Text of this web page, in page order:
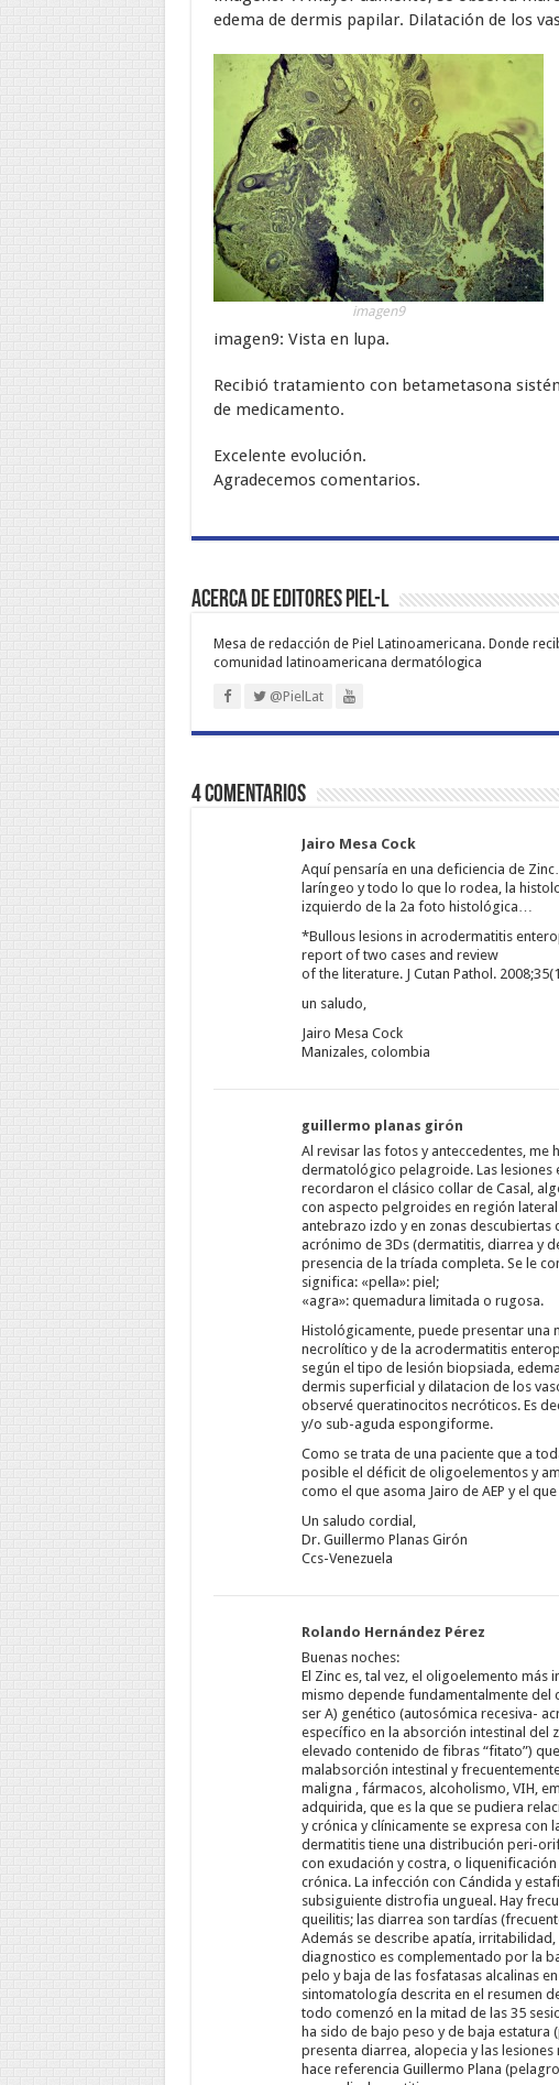
edema de dermis papilar. Dilatación de los
imagen9
imagen9: Vista en lupa.
Recibió tratamiento con betametasona
de medicamento.
Excelente evolución.
Agradecemos comentarios.
Acerca de Editores PIEL-L
Mesa de redacción de Piel Latinoamericana. Donde
comunidad latinoamericana dermatólogica
@PielLat
4 comentarios
Jairo Mesa Cock
Aquí pensaría en una deficiencia de
laríngeo y todo lo que lo rodea, la
izquierdo de la 2a foto histológica…
*Bullous lesions in acrodermatitis
report of two cases and review
of the literature. J Cutan Pathol.
un saludo,
Jairo Mesa Cock
Manizales, colombia
guillermo planas girón
Al revisar las fotos y anteccedentes,
dermatológico pelagroide. Las lesiones
recordaron el clásico collar de Casal,
con aspecto pelgroides en región
antebrazo izdo y en zonas descubiertas
acrónimo de 3Ds (dermatitis, diarrea y
presencia de la tríada completa. Se le
significa: «pella»: piel;
«agra»: quemadura limitada o rugosa.
Histológicamente, puede presentar
necrolítico y de la acrodermatitis
según el tipo de lesión biopsiada,
dermis superficial y dilatacion de los
observé queratinocitos necróticos. Es
y/o sub-aguda espongiforme.
Como se trata de una paciente que a
posible el déficit de oligoelementos y
como el que asoma Jairo de AEP y el
Un saludo cordial,
Dr. Guillermo Planas Girón
Ccs-Venezuela
Rolando Hernández Pérez
Buenas noches:
El Zinc es, tal vez, el oligoelemento más
mismo depende fundamentalmente del
ser A) genético (autosómica recesiva-
específico en la absorción intestinal del
elevado contenido de fibras “fitato”)
malabsorción intestinal y
maligna , fármacos, alcoholismo, VIH,
adquirida, que es la que se pudiera
y crónica y clínicamente se expresa con
dermatitis tiene una distribución peri-
con exudación y costra, o
crónica. La infección con Cándida y
subsiguiente distrofia ungueal. Hay
queilitis; las diarrea son tardías
Además se describe apatía,
diagnostico es complementado por la
pelo y baja de las fosfatasas alcalinas
sintomatología descrita en el resumen
todo comenzó en la mitad de las 35
ha sido de bajo peso y de baja estatura
presenta diarrea, alopecia y las
hace referencia Guillermo Plana